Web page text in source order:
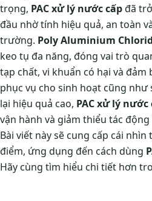
trọng, PAC xử lý nước cấpđã
đầu nhờ tính hiệu quả, an toàn
trường. Poly Aluminium
keo tụ đa năng, đóng vai trò
tạp chất, vi khuẩn có hại và đảm
phục vụ cho sinh hoạt cũng như
lại hiệu quả cao, PAC xử lý nước
vận hành và giảm thiểu tác
Bài viết này sẽ cung cấp cái nhìn
điểm, ứng dụng đến cách dùng
Hãy cùng tìm hiểu chi tiết hơn